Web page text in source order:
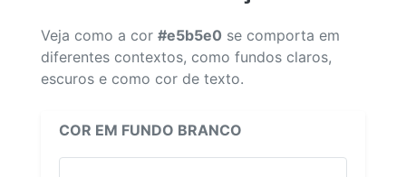
Veja como a cor #e5b5e0 se comporta em
diferentes contextos, como fundos claros,
escuros e como cor de texto.
COR EM FUNDO BRANCO